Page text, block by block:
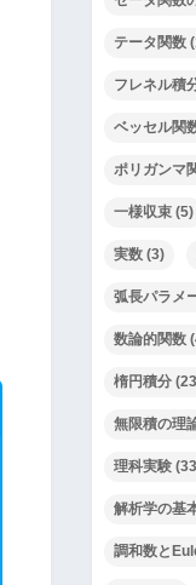
テータ関数
フレネル積
ベッセル関
ポリガンマ
一様収束 (5)
実数 (3)
弧長パラメ
数論的関数
楕円積分
無限積の理
理科実験
解析学の基
調和数と